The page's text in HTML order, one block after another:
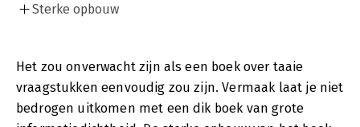
Sterke opbouw
Het zou onverwacht zijn als een boek over taaie
vraagstukken eenvoudig zou zijn. Vermaak laat je niet
bedrogen uitkomen met een dik boek van grote